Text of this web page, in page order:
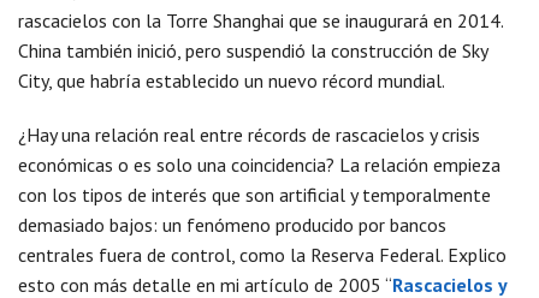
rascacielos con la Torre Shanghai que se inaugurará en 2014.
China también inició, pero suspendió la construcción de Sky
City, que habría establecido un nuevo récord mundial.
¿Hay una relación real entre récords de rascacielos y crisis
económicas o es solo una coincidencia? La relación empieza
con los tipos de interés que son artificial y temporalmente
demasiado bajos: un fenómeno producido por bancos
centrales fuera de control, como la Reserva Federal. Explico
esto con más detalle en mi artículo de 2005 “Rascacielos y